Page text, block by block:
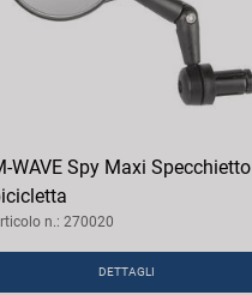
WAVE Spy Maxi Specchietto
n.: 270020
DETTAGLI